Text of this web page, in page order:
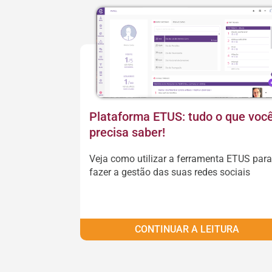
Plataforma ETUS: tudo o que
precisa saber!
Veja como utilizar a ferramenta ETUS para
fazer a gestão das suas redes sociais
CONTINUAR A LEITURA